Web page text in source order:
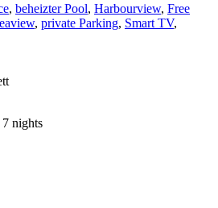
, beheizter Pool, Harbourview, Free
, private Parking, Smart TV,
nights